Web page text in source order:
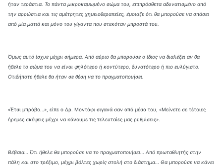
ήταν τεράστια. Το πάντα μικροκαμωμένο σώμα του, επιπρόσθετα αδυνατισμένο από
την αρρώστια και τις αμέτρητες χημειοθεραπείες, έμοιαζε ότι θα μπορούσε να σπάσει
από μία ματιά και μόνο του γίγαντα που στεκόταν μπροστά του.
Όμως αυτό ίσχυε μέχρι σήμερα. Από αύριο θα μπορούσε ο ίδιος να διαλέξει αν θα
ήθελε το σώμα του να είναι ψηλότερο ή κοντύτερο, δυνατότερο ή πιο ευλύγιστο.
Οτιδήποτε ήθελε θα ήταν σε θέση να το πραγματοποιήσει.
«Έτσι μπράβο…», είπε ο Δρ. Μοντάφι σιγανά σαν από μέσα του, «Μείνετε σε τέτοιες
ήρεμες σκέψεις μέχρι να κάνουμε τις τελευταίες μας ρυθμίσεις».
Βέβαια… Ότι ήθελε θα μπορούσε να το πραγματοποιήσει… Από πρωταθλητής στην
πάλη και στο τρέξιμο, μέχρι βόλτες χωρίς στολή στο διάστημα… Θα μπορούσε να κάνει